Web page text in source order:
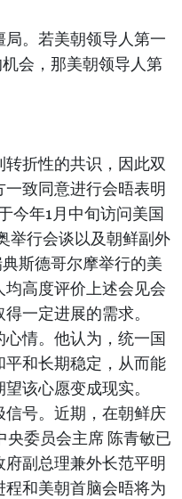
。若美朝领导人第一
会，那美朝领导人第
折性的共识，因此双
致同意进行会晤表明
今年1月中旬访问美国
举行会谈以及朝鲜副外
斯德哥尔摩举行的美
高度评价上述会见会
一定进展的需求。
情。他认为，统一国
和长期稳定，从而能
该心愿变成现实。
号。近期，在朝鲜庆
委员会主席 陈青敏已
副总理兼外长范平明
和美朝首脑会晤将为